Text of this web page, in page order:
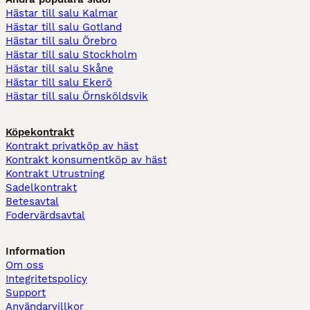
Hästar till salu Kalmar
Hästar till salu Gotland
Hästar till salu Örebro
Hästar till salu Stockholm
Hästar till salu Skåne
Hästar till salu Ekerö
Hästar till salu Örnsköldsvik
Köpekontrakt
Kontrakt privatköp av häst
Kontrakt konsumentköp av häst
Kontrakt Utrustning
Sadelkontrakt
Betesavtal
Fodervärdsavtal
Information
Om oss
Integritetspolicy
Support
Användarvillkor